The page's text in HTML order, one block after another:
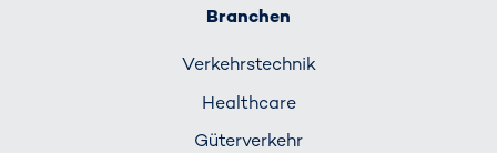
Branchen
Verkehrs­technik
Healthcare
Güterverkehr